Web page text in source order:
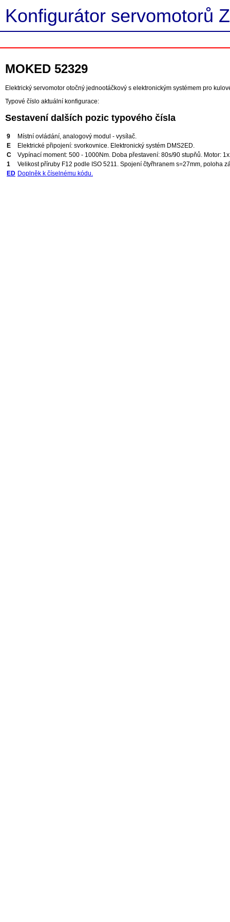
Konfigurátor servomotorů
MOKED 52329
Elektrický servomotor otočný jednootáčkový s elektronickým systémem pro
Typové číslo aktuální konfigurace:
Sestavení dalších pozic typového čísla
9
Místní ovládání, analogový modul - vysílač.
E
Elektrické připojení: svorkovnice. Elektronický systém DMS2ED.
C
Vypínací moment: 500 - 1000Nm. Doba přestavení: 80s/90 stupňů. Motor:
1
Velikost příruby F12 podle ISO 5211. Spojení čtyřhranem s=27mm, poloha
ED Doplněk k číselnému kódu.